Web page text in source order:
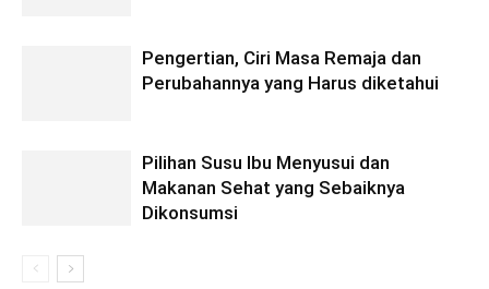
Pengertian, Ciri Masa Remaja dan
Perubahannya yang Harus diketahui
Pilihan Susu Ibu Menyusui dan
Makanan Sehat yang Sebaiknya
Dikonsumsi